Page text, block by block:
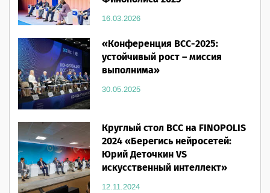
16.03.2026
«Конференция ВСС-2025:
устойчивый рост – миссия
выполнима»
30.05.2025
Круглый стол ВСС на FINOPOLIS
2024 «Берегись нейросетей:
Юрий Деточкин VS
искусственный интеллект»
12.11.2024